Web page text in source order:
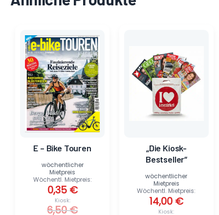
E – Bike Touren
Kiosk:
6,50€
Preis
war:
6,50 €
Wöchentl. Mietpreis:
0,35 €
Preis
ist:
0,35 €.
wöchentlicher
Mietpreis
„Die Kiosk-
Bestseller“
Kiosk:
33,50 €
Wöchentl. Mietpreis:
14,00 €
14,00 €.
wöchentlicher
Mietpreis